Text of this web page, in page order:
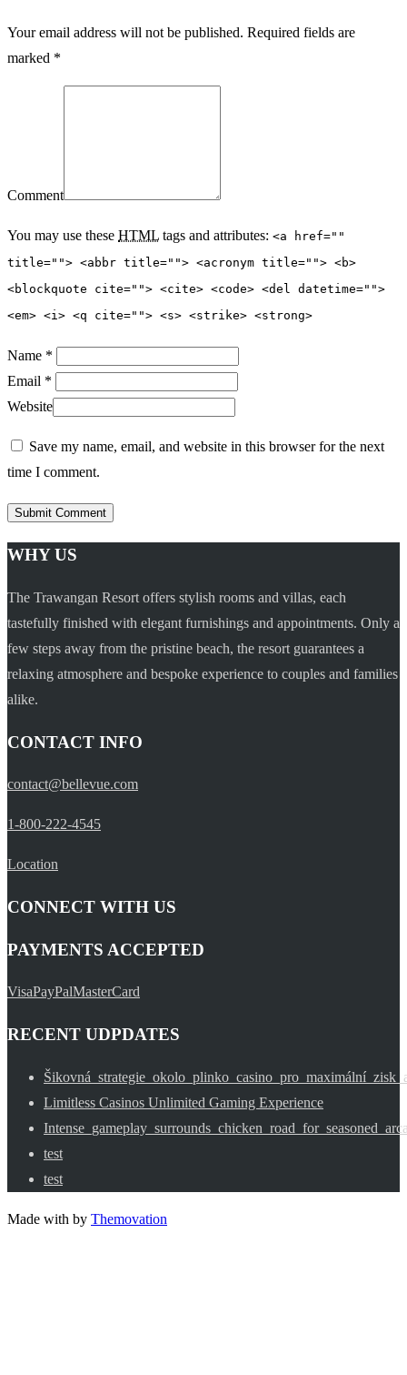
Your email address will not be published. Required fields are
marked *
Comment
You may use these HTML tags and attributes: <a href=""
title=""> <abbr title=""> <acronym title=""> <b>
<blockquote cite=""> <cite> <code> <del datetime="">
<em> <i> <q cite=""> <s> <strike> <strong>
Name *
Email *
Website
Save my name, email, and website in this browser for the next
time I comment.
WHY US
The Trawangan Resort offers stylish rooms and villas, each
tastefully finished with elegant furnishings and appointments. Only a
few steps away from the pristine beach, the resort guarantees a
relaxing atmosphere and bespoke experience to couples and families
alike.
CONTACT INFO
contact@bellevue.com
1-800-222-4545
Location
CONNECT WITH US
PAYMENTS ACCEPTED
VisaPayPalMasterCard
RECENT UDPDATES
Limitless Casinos Unlimited Gaming Experience
test
test
Made with by Themovation